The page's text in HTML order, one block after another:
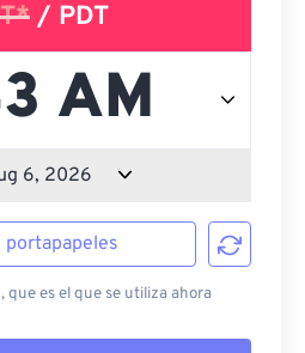
/ PDT
portapapeles
que es el que se utiliza ahora